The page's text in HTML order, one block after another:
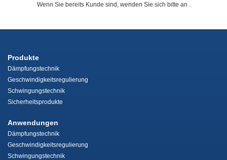
Wenn Sie bereits Kunde sind, wenden Sie sich bitte an .
Produkte
Dämpfungstechnik
Geschwindigkeitsregulierung
Schwingungstechnik
Sicherheitsprodukte
Anwendungen
Dämpfungstechnik
Geschwindigkeitsregulierung
Schwingungstechnik